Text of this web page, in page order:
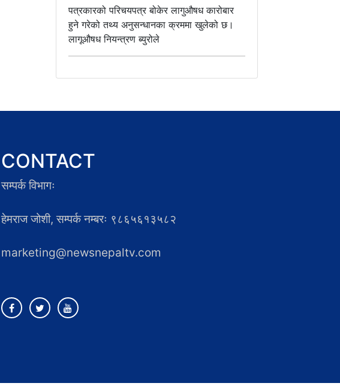
पत्रकारको परिचयपत्र बोकेर लागुऔषध कारोबार
हुने गरेको तथ्य अनुसन्धानका क्रममा खुलेको छ।
लागूऔषध नियन्त्रण ब्युरोले
CONTACT
सम्पर्क विभागः
हेमराज जोशी, सम्पर्क नम्बरः ९८६५६१३५८२
marketing@newsnepaltv.com